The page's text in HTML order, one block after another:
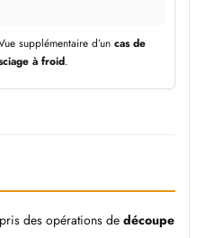
supplémentaire d’uncas de
à froid.
des opérations de découpe